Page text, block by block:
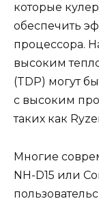
которые
обеспечить
процессора.
высоким
(TDP) могут
с высоким
таких как
Многие
NH-D15 или